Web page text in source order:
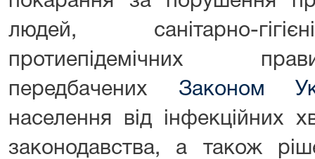
людей, санітарно-
передбачених Законом
населення від інфекційних
законодавства, а також